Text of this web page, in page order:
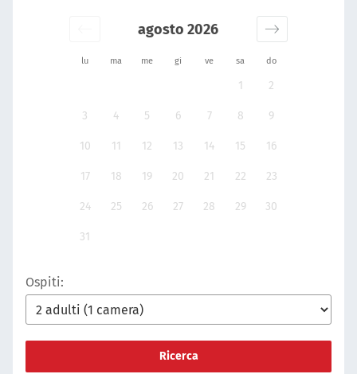
lu ma me gi ve sa do
agosto 2026
1 2
3 4 5 6 7 8 9
10 11 12 13 14 15 16
17 18 19 20 21 22 23
24 25 26 27 28 29 30
31
Ospiti:
Ricerca